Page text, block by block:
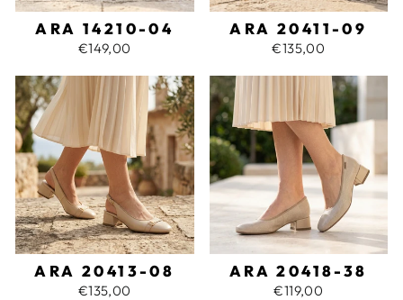
ARA 14210-04
€149,00
ARA 20411-09
€135,00
ARA 20413-08
€135,00
ARA 20418-38
€119,00